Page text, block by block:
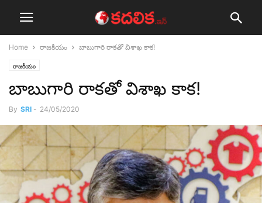
Home రాజ‌కీయం బాబుగారి రాక‌తో విశాఖ కాక‌!
రాజ‌కీయం
బాబుగారి రాక‌తో విశాఖ కాక‌!
By SRI - 24/05/2020